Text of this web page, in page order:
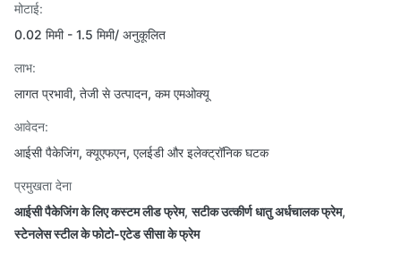
मोटाई:
0.02 मिमी - 1.5 मिमी/ अनुकूलित
लाभ:
लागत प्रभावी, तेजी से उत्पादन, कम एमओक्यू
आवेदन:
आईसी पैकेजिंग, क्यूएफएन, एलईडी और इलेक्ट्रॉनिक घटक
प्रमुखता देना
आईसी पैकेजिंग के लिए कस्टम लीड फ्रेम,सटीक उत्कीर्ण धातु अर्धचालक फ्रेम,
स्टेनलेस स्टील के फोटो-एटेड सीसा के फ्रेम